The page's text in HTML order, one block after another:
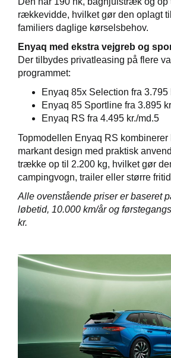
rækkevidde, hvilket gør den oplagt
familiers daglige kørselsbehov.
Enyaq med ekstra vejgreb og
Der tilbydes privatleasing på flere
programmet:
Enyaq 85x Selection fra 3.795
Enyaq 85 Sportline fra 3.895
Enyaq RS fra 4.495 kr./md.5
Topmodellen Enyaq RS
markant design med praktisk
trække op til 2.200 kg, hvilket gør
campingvogn, trailer eller større
Alle ovenstående priser er baseret
løbetid, 10.000 km/år og
kr.